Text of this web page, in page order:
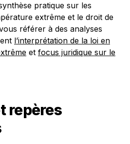
pratique sur les
extrême et le droit de
référer à des analyses
l’interprétation de la loi en
et focus juridique sur le
repères